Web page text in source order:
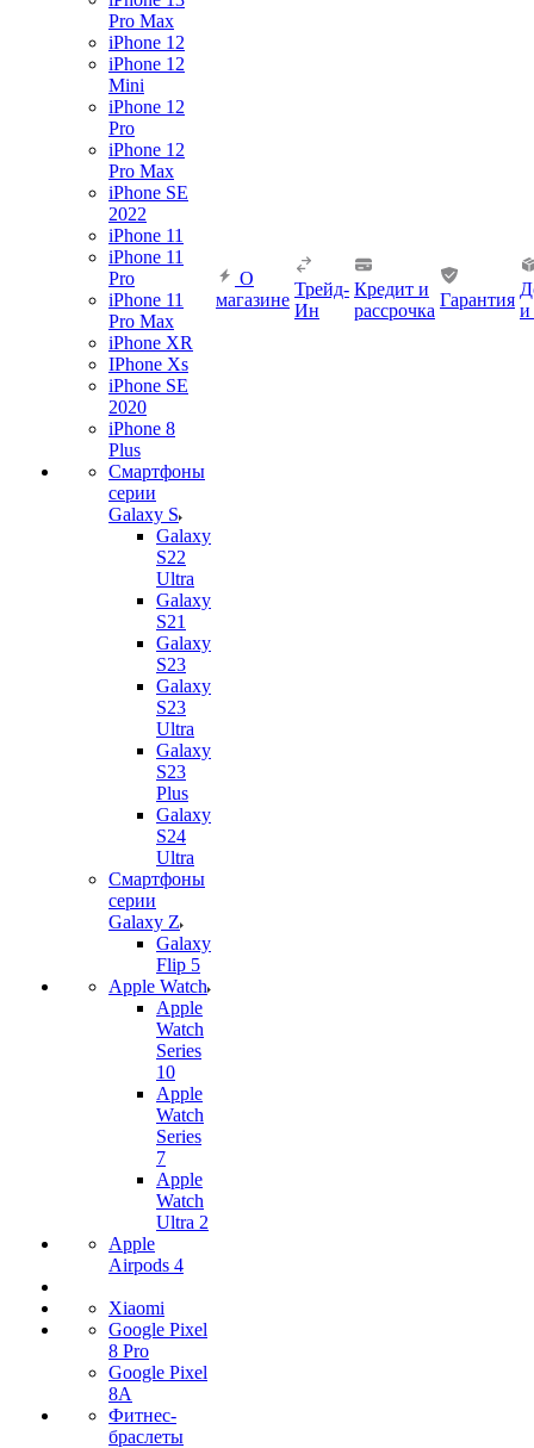
Pro Max
iPhone 12
iPhone 12
Mini
iPhone 12
Pro
iPhone 12
Pro Max
iPhone SE
2022
iPhone 11
iPhone 11
Pro
iPhone 11
Pro Max
iPhone XR
IPhone Xs
iPhone SE
2020
iPhone 8
Plus
Смартфоны
серии
Galaxy S
Galaxy
S22
Ultra
Galaxy
S21
Galaxy
S23
Galaxy
S23
Ultra
Galaxy
S23
Plus
Galaxy
S24
Ultra
Смартфоны
серии
Galaxy Z
Galaxy
Flip 5
Apple Watch
Apple
Watch
Series
10
Apple
Watch
Series
7
Apple
Watch
Ultra 2
Apple
Airpods 4
Xiaomi
Google Pixel
8 Pro
Google Pixel
8A
Фитнес-
браслеты
О
магазине
Трейд-
Ин
Кредит и
рассрочка
Гарантия
и